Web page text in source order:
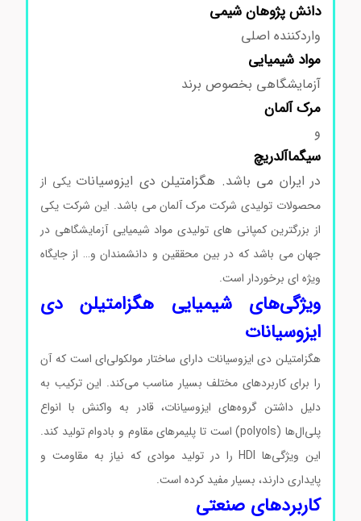
دانش پژوهان شیمی
واردکننده اصلی
موادشیمیایی
آزمایشگاهی بخصوص برند
مرکآلمان
سیگماآلدریچ
در ایران می باشد. هگزامتیلن دی ایزوسیاناتیکی از
محصولات تولیدی شرکت مرک آلمان می باشد. این شرکت یکی
از بزرگترین کمپانی های تولیدی مواد شیمیایی آزمایشگاهی در
جهان می باشد که در بین محققین و دانشمندان و… از جایگاه
ویژه ای برخوردار است.
ویژگی‌های شیمیایی هگزامتیلن دی
ایزوسیانات
هگزامتیلن دی ایزوسیانات دارای ساختار مولکولی‌ای است که آن
را برای کاربردهای مختلف بسیار مناسب می‌کند. این ترکیب به
دلیل داشتن گروه‌های ایزوسیانات، قادر به واکنش با انواع
پلی‌ال‌ها (polyols) است تا پلیمرهای مقاوم و بادوام تولید کند.
این ویژگی‌ها HDI را در تولید موادی که نیاز به مقاومت و
پایداری دارند، بسیار مفید کرده است.
کاربردهای صنعتی